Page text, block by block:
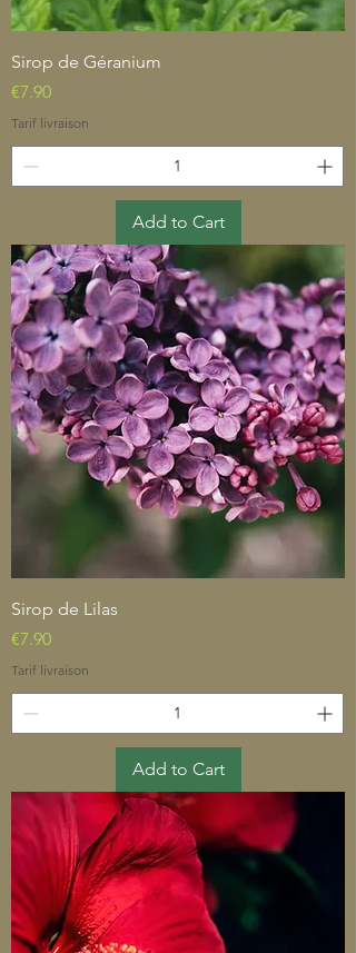
Sirop de Géranium
Price
€7.90
Tarif livraison
Add to Cart
Sirop de Lilas
Price
€7.90
Tarif livraison
Add to Cart